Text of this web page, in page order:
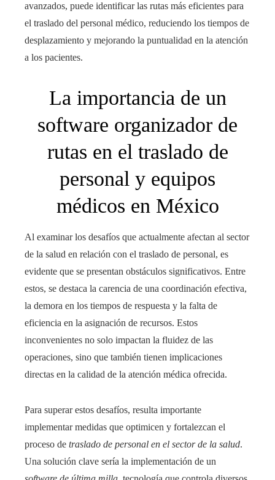
avanzados, puede identificar las rutas más eficientes para
el traslado del personal médico, reduciendo los tiempos de
desplazamiento y mejorando la puntualidad en la atención
a los pacientes.
La importancia de un
software organizador de
rutas en el traslado de
personal y equipos
médicos en México
Al examinar los desafíos que actualmente afectan al sector
de la salud en relación con el traslado de personal, es
evidente que se presentan obstáculos significativos. Entre
estos, se destaca la carencia de una coordinación efectiva,
la demora en los tiempos de respuesta y la falta de
eficiencia en la asignación de recursos. Estos
inconvenientes no solo impactan la fluidez de las
operaciones, sino que también tienen implicaciones
directas en la calidad de la atención médica ofrecida.
Para superar estos desafíos, resulta importante
implementar medidas que optimicen y fortalezcan el
proceso de traslado de personal en el sector de la salud.
Una solución clave sería la implementación de un